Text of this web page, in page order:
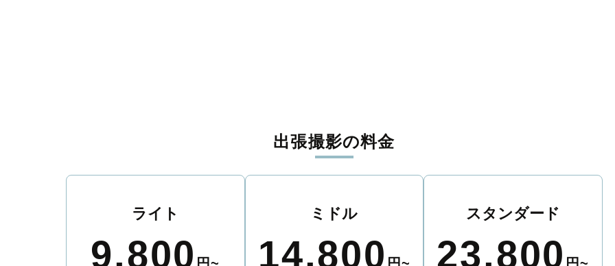
出張撮影の料金
ライト
9,800 円~
ミドル
14,800 円~
スタンダード
23,800 円~